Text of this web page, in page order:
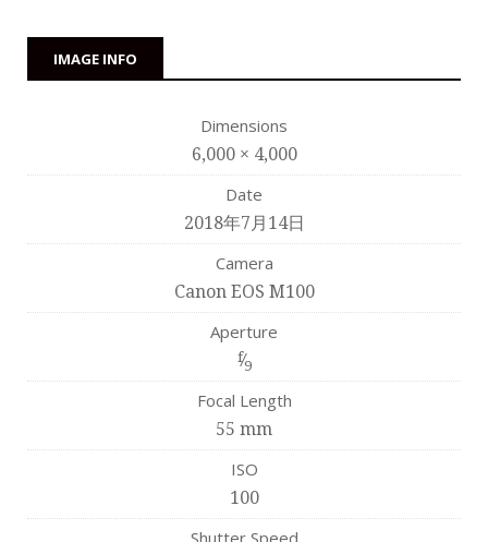
IMAGE INFO
Dimensions
6,000 × 4,000
Date
2018年7月14日
Camera
Canon EOS M100
Aperture
f⁄9
Focal Length
55 mm
ISO
100